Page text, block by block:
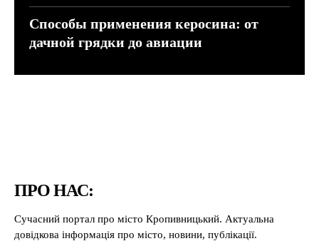
Способы применения керосина: от
дачной грядки до авиации
ПРО НАС:
Сучасний портал про місто Кропивницький. Актуальна
довідкова інформація про місто, новини, публікації.